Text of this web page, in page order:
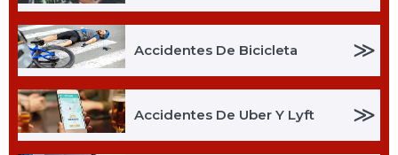
Accidentes De Bicicleta ≫
Accidentes De Uber Y Lyft ≫